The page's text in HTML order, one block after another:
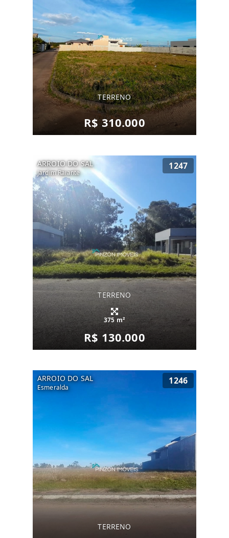
TERRENO
R$ 310.000
ARROIO DO SAL
Jardim Raiante
1247
TERRENO
375 m²
R$ 130.000
ARROIO DO SAL
Esmeralda
1246
TERRENO